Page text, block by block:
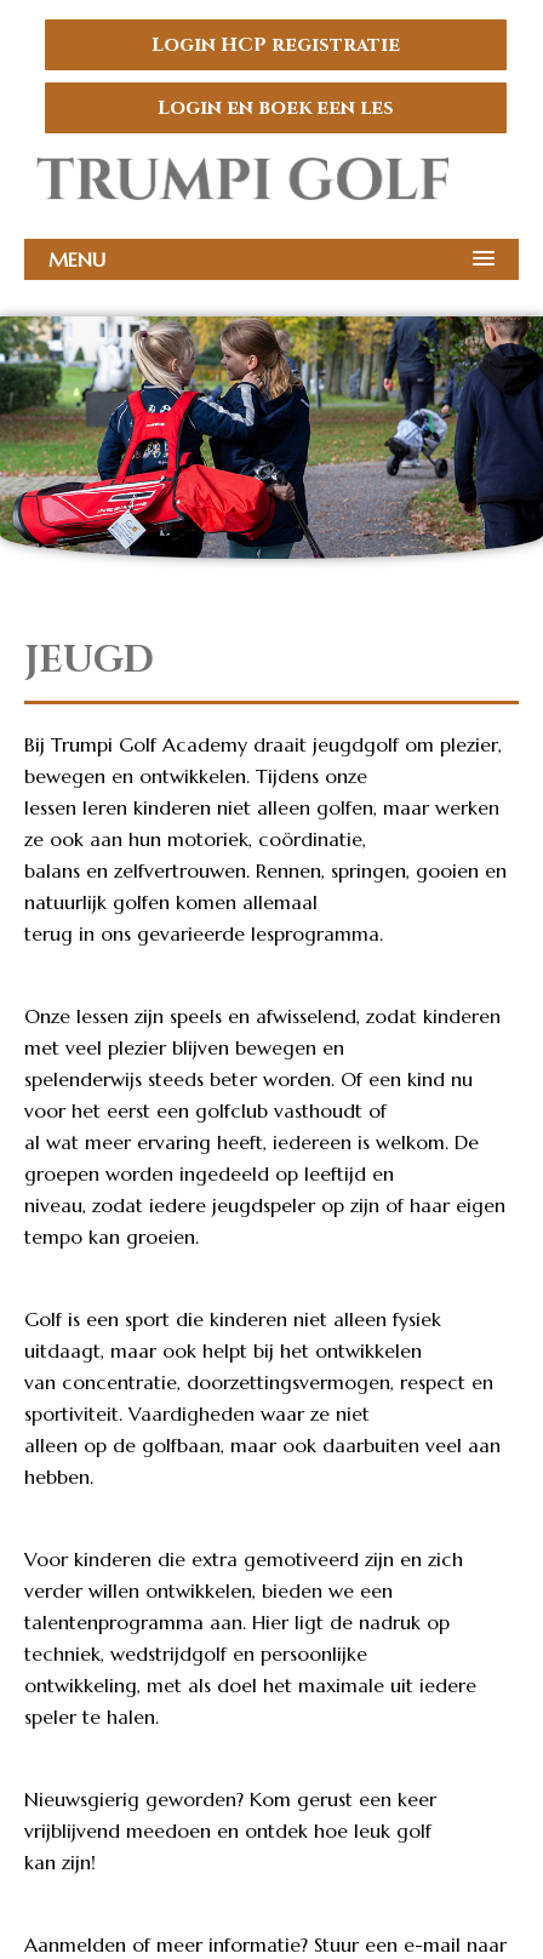
Login HCP registratie
Login en boek een les
JEUGD
Bij Trumpi Golf Academy draait jeugdgolf om plezier,
bewegen en ontwikkelen. Tijdens onze
lessen leren kinderen niet alleen golfen, maar werken
ze ook aan hun motoriek, coördinatie,
balans en zelfvertrouwen. Rennen, springen, gooien en
natuurlijk golfen komen allemaal
terug in ons gevarieerde lesprogramma.
Onze lessen zijn speels en afwisselend, zodat kinderen
met veel plezier blijven bewegen en
spelenderwijs steeds beter worden. Of een kind nu
voor het eerst een golfclub vasthoudt of
al wat meer ervaring heeft, iedereen is welkom. De
groepen worden ingedeeld op leeftijd en
niveau, zodat iedere jeugdspeler op zijn of haar eigen
tempo kan groeien.
Golf is een sport die kinderen niet alleen fysiek
uitdaagt, maar ook helpt bij het ontwikkelen
van concentratie, doorzettingsvermogen, respect en
sportiviteit. Vaardigheden waar ze niet
alleen op de golfbaan, maar ook daarbuiten veel aan
hebben.
Voor kinderen die extra gemotiveerd zijn en zich
verder willen ontwikkelen, bieden we een
talentenprogramma aan. Hier ligt de nadruk op
techniek, wedstrijdgolf en persoonlijke
ontwikkeling, met als doel het maximale uit iedere
speler te halen.
Nieuwsgierig geworden? Kom gerust een keer
vrijblijvend meedoen en ontdek hoe leuk golf
kan zijn!
Aanmelden of meer informatie? Stuur een e-mail naar